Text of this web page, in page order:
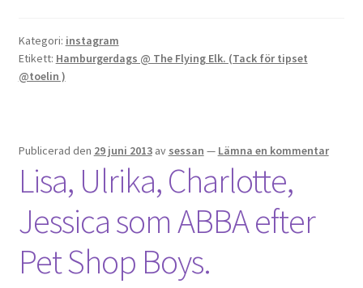
Varukorg
Webbutik
Kategori: instagram
Etikett: Hamburgerdags @ The Flying Elk. (Tack för tipset
@toelin )
Publicerad den 29 juni 2013 av sessan — Lämna en kommentar
Lisa, Ulrika, Charlotte,
Jessica som ABBA efter
Pet Shop Boys.